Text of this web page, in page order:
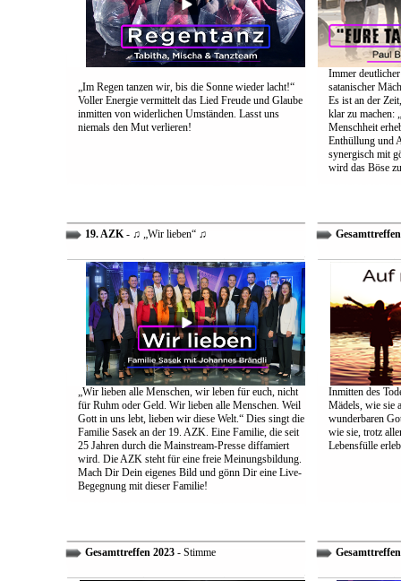
„Im Regen tanzen wir, bis die Sonne wieder lacht!“
Voller Energie vermittelt das Lied Freude und Glaube
inmitten von widerlichen Umständen. Lasst uns
niemals den Mut verlieren!
Immer
satanischer
Es ist an der
klar zu machen:
Menschheit
Enthüllung und
synergisch mit
wird das Böse
19. AZK- ♫ „Wir lieben“ ♫
„Wir lieben alle Menschen, wir leben für euch, nicht
für Ruhm oder Geld. Wir lieben alle Menschen. Weil
Gott in uns lebt, lieben wir diese Welt.“ Dies singt die
Familie Sasek an der 19. AZK. Eine Familie, die seit
25 Jahren durch die Mainstream-Presse diffamiert
wird. Die AZK steht für eine freie Meinungsbildung.
Mach Dir Dein eigenes Bild und gönn Dir eine Live-
Begegnung mit dieser Familie!
Inmitten des
Mädels, wie sie
wunderbaren
wie sie, trotz
Lebensfülle
Gesamttreffen 2023- Stimme